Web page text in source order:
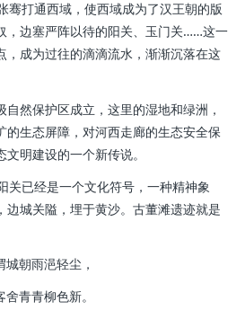
打通西域，使西域成为了汉王朝的版
，边塞严阵以待的阳关、玉门关……这一
，成为过往的滴滴流水，渐渐沉落在这
然保护区成立，这里的湿地和绿洲，
的生态屏障，对河西走廊的生态安全保
明建设的一个新传说。
已经是一个文化符号，一种精神象
边城关隘，埋于黄沙。古董滩遗迹就是
城朝雨浥轻尘，
舍青青柳色新。